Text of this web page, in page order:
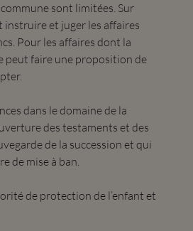
sont limitées. Sur
instruire et juger les affaires
Pour les affaires dont la
peut faire une proposition de
dans le domaine de la
des testaments et des
de la succession et qui
de mise à ban.
de protection de l’enfant et